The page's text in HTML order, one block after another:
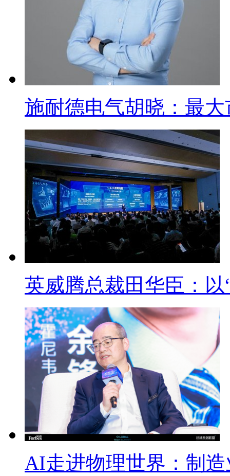
施耐德电气胡晓：最大
英威腾总裁田华臣：以
AI走进物理世界：制